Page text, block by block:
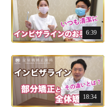
6:39
18:34